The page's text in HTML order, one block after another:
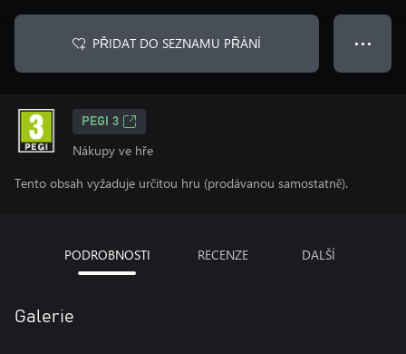
PŘIDAT DO SEZNAMU PŘÁNÍ ● ● ●
PEGI 3
Nákupy ve hře
Tento obsah vyžaduje určitou hru (prodávanou samostatně).
PODROBNOSTI RECENZE DALŠÍ
Galerie